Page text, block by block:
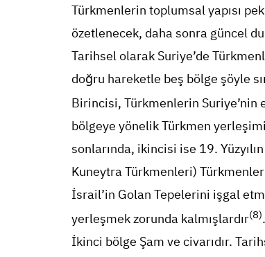
Türkmenlerin toplumsal yapısı
özetlenecek, daha sonra güncel
Tarihsel olarak Suriye’de
doğru hareketle beş bölge şöyle
Birincisi, Türkmenlerin Suriye’nin
bölgeye yönelik Türkmen
sonlarında, ikincisi ise 19.
Kuneytra Türkmenleri)
İsrail’in Golan Tepelerini işgal
yerleşmek zorunda kalmışlardır(8).
İkinci bölge Şam ve civarıdır.